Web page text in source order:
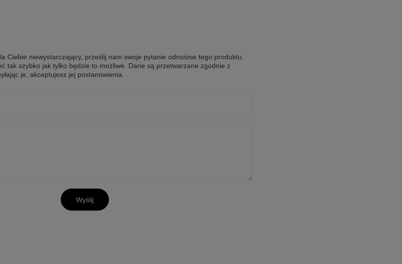
Ciebie niewystarczający, prześlij nam swoje pytanie odnośnie tego produktu.
tak szybko jak tylko będzie to możliwe. Dane są przetwarzane zgodnie z
je, akceptujesz jej postanowienia.
Wyślij